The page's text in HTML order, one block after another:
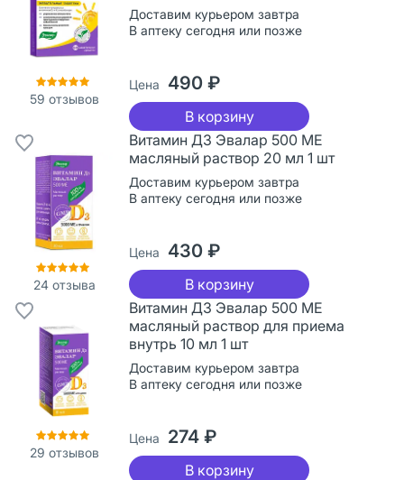
59 отзывов
Доставим курьером завтра
В аптеку сегодня или позже
Цена 490 ₽
В корзину
24отзыва
Витамин Д3 Эвалар 500 МЕ
масляный раствор 20 мл 1 шт
Доставим курьером завтра
В аптеку сегодня или позже
Цена 430 ₽
В корзину
29 отзывов
Витамин Д3 Эвалар 500 МЕ
масляный раствор для приема
внутрь 10 мл 1 шт
Доставим курьером завтра
В аптеку сегодня или позже
Цена 274 ₽
В корзину